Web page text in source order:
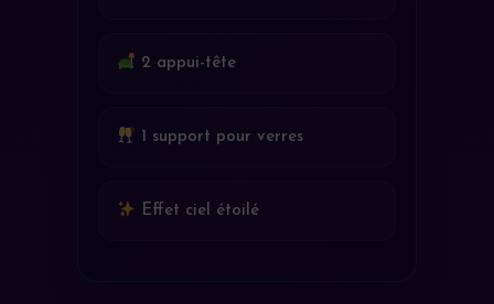
2 appui-tête
1 support pour verres
Effet ciel étoilé